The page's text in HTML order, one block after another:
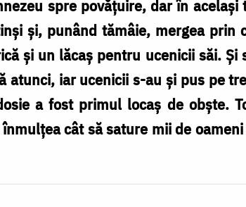
spre povățuire, dar în același
și, punând tămâie, mergea prin
și un lăcaș pentru ucenicii săi. Și
iar ucenicii s-au și pus pe
a fost primul locaș de obște.
cât să sature mii de